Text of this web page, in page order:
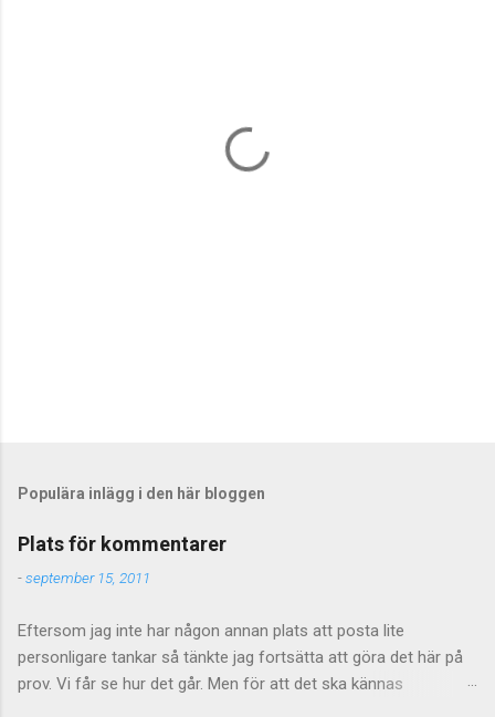
Populära inlägg i den här bloggen
Plats för kommentarer
-september 15, 2011
Eftersom jag inte har någon annan plats att posta lite
personligare tankar så tänkte jag fortsätta att göra det här på
prov. Vi får se hur det går. Men för att det ska kännas